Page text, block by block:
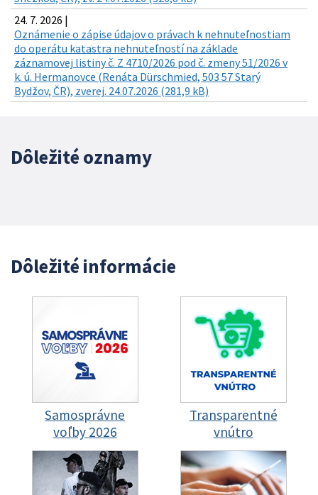
24. 7. 2026 |
Oznámenie o zápise údajov o právach k nehnuteľnostiam
do operátu katastra nehnuteľností na základe
záznamovej listiny č. Z 4710/2026 pod č. zmeny 51/2026 v
k. ú. Hermanovce (Renáta Dürschmied, 503 57 Starý
Bydžov, ČR), zverej. 24.07.2026 (281,9 kB)
Dôležité oznamy
Dôležité informácie
Samosprávne
voľby 2026
Transparentné
vnútro